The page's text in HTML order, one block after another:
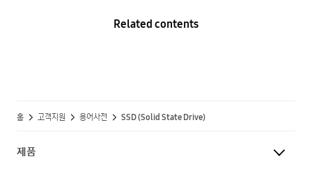
Related contents
홈 고객지원 용어사전 SSD (Solid State Drive)
제품